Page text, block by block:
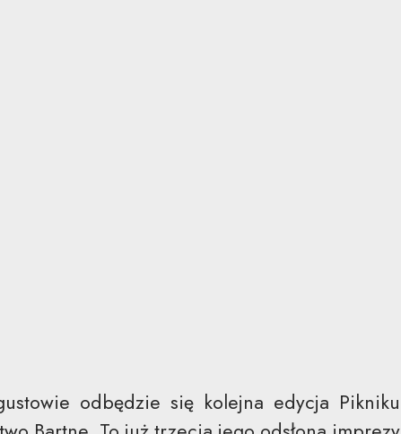
odbędzie się kolejna edycja Pikniku